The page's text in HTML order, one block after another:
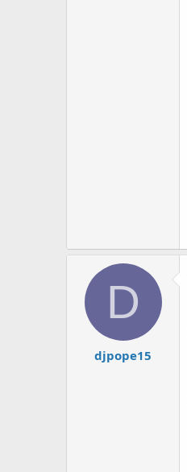
D
djpope15